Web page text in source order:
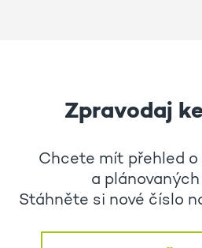
Zpravodaj
Chcete mít přehled
a
Stáhněte si nové číslo